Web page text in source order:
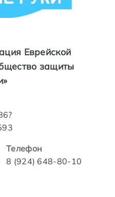
Еврейской
защиты
Телефон
8 (924) 648-80-10